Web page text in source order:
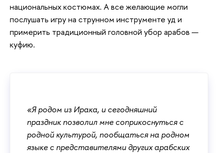
национальных костюмах. А все желающие могли
послушать игру на струнном инструменте уд и
примерить традиционный головной убор арабов —
куфию.
«Я родом из Ирака, и сегодняшний
праздник позволил мне соприкоснуться с
родной культурой, пообщаться на родном
языке с представителями других арабских